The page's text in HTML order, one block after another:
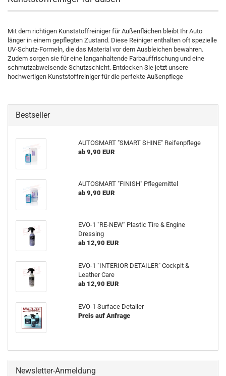
Mit dem richtigen Kunststoffreiniger für Außenflächen bleibt Ihr Auto
länger in einem gepflegten Zustand. Diese Reiniger enthalten oft spezielle
UV-Schutz-Formeln, die das Material vor dem Ausbleichen bewahren.
Zudem sorgen sie für eine langanhaltende Farbauffrischung und eine
schmutzabweisende Schutzschicht. Entdecken Sie jetzt unsere
hochwertigen Kunststoffreiniger für die perfekte Außenpflege
Bestseller
AUTOSMART "SMART SHINE" Reifenpflege
ab 9,90 EUR
AUTOSMART "FINISH" Pflegemittel
ab 9,90 EUR
EVO-1 "RE-NEW" Plastic Tire & Engine
Dressing
ab 12,90 EUR
EVO-1 "INTERIOR DETAILER" Cockpit &
Leather Care
ab 12,90 EUR
EVO-1 Surface Detailer
Preis auf Anfrage
Newsletter-Anmeldung